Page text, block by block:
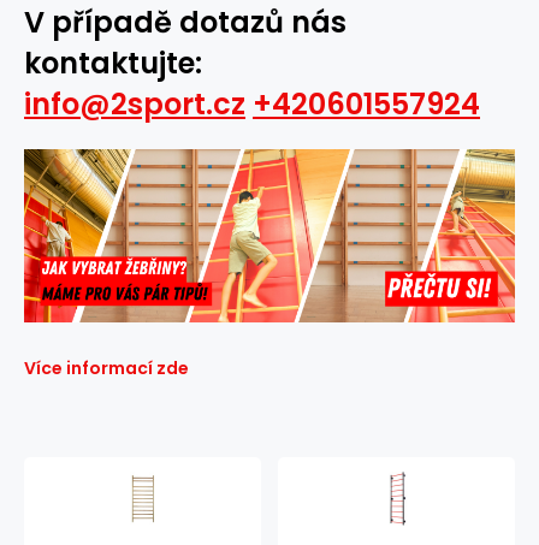
V případě dotazů nás
kontaktujte:
info@2sport.cz +420601557924
Více informací zde